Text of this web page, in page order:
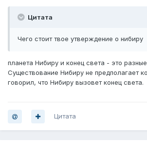
Цитата
Чего стоит твое утверждение о нибиру
планета Нибиру и конец света - это
Существование Нибиру не предполагает
говорил, что Нибиру вызовет конец света.
Цитата